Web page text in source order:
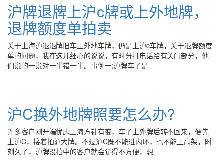
沪牌退牌上沪c牌或上外地牌，
退牌额度单拍卖
关于上海沪退退牌旧车上外地车牌，仍是上沪c车牌，关于退牌额度
单的问题，我在这儿细心的说说，有时分打电话给有关门部分，他
们说的一说对一半错一半。事例一;沪牌车子是
沪C换外地牌照要怎么办?
许多客户刚开端忧虑上海方针有变，车子上外牌后转不回来，便先
上沪C，接着拍沪大牌。不过沪C既不能进内环，也不能上高架，时
刻久了，沪牌没拍中的客户就会觉得不方便，想